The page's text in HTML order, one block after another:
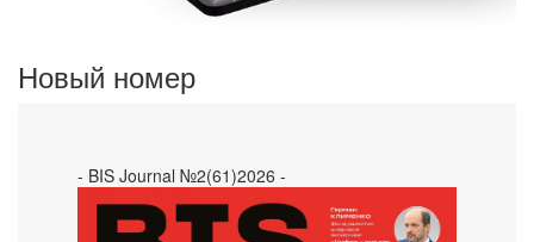
Новый номер
- BIS Journal №2(61)2026 -